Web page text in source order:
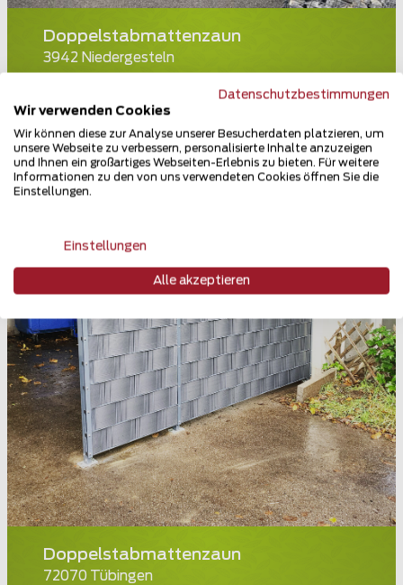
Doppelstabmattenzaun
3942 Niedergesteln
Teilen
Doppelstabmattenzaun
72070 Tübingen
Datenschutzbestimmungen
Wir verwenden Cookies
Wir können diese zur Analyse unserer Besucherdaten platzieren, um
unsere Webseite zu verbessern, personalisierte Inhalte anzuzeigen
und Ihnen ein großartiges Webseiten-Erlebnis zu bieten. Für weitere
Informationen zu den von uns verwendeten Cookies öffnen Sie die
Einstellungen.
Einstellungen
Alle akzeptieren